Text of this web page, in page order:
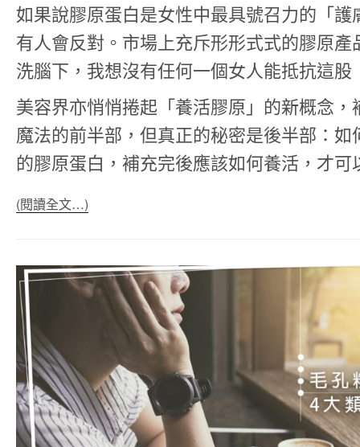
於
如果說膠原蛋白是女性中最具號召力的「護
有人會反對。市場上充斥形形式式的膠原產
洗腦下，我想沒有任何一個女人能抵抗這股
美容界亦悄悄捲起「養活膠原」的新概念，
魔法的前半部，但真正的秘密是後半部：如
的膠原蛋白，補充完後應該如何養活，才
(閱讀全文…)